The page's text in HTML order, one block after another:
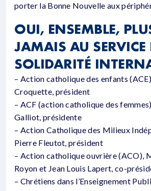
porter la Bonne Nouvelle aux
OUI, ENSEMBLE,
JAMAIS AU SERVICE
SOLIDARITÉ
– Action catholique des enfants
Croquette, président
– ACF (action catholique des
Galliot, présidente
– Action Catholique des Milieux
Pierre Fleutot, président
– Action catholique ouvrière (ACO),
Royon et Jean Louis Lapert, co-
– Chrétiens dans l’Enseignement